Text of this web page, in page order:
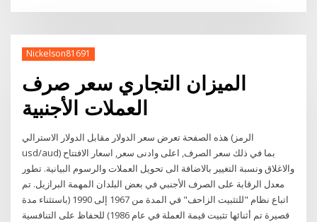
Nickelson81691
الميزان التجاري سعر صرف
العملات الأجنبية
هذه الصفحة تعرض سعر الدولار مقابل الدولار الاسترالي (الرمز
usd/aud) بما في ذلك سعر الصرف, اعلى وادنى سعر, اسعار الافتتاح
والاغلاق ونسبة التغيير بالاضافة الى تحويل العملات والرسوم البيانية. تطور
معدل الرقابة على الصرف الأجنبي في بعض البلدان المهمة البرازيل. تم
اتباع نظام "للتثبيت الزاحف" في المدة من 1967 إلى 1990 (باستثناء مدة
قصيرة تم أثنائها تثبيت قيمة العملة في عام 1986) للحفاظ على التنافسية